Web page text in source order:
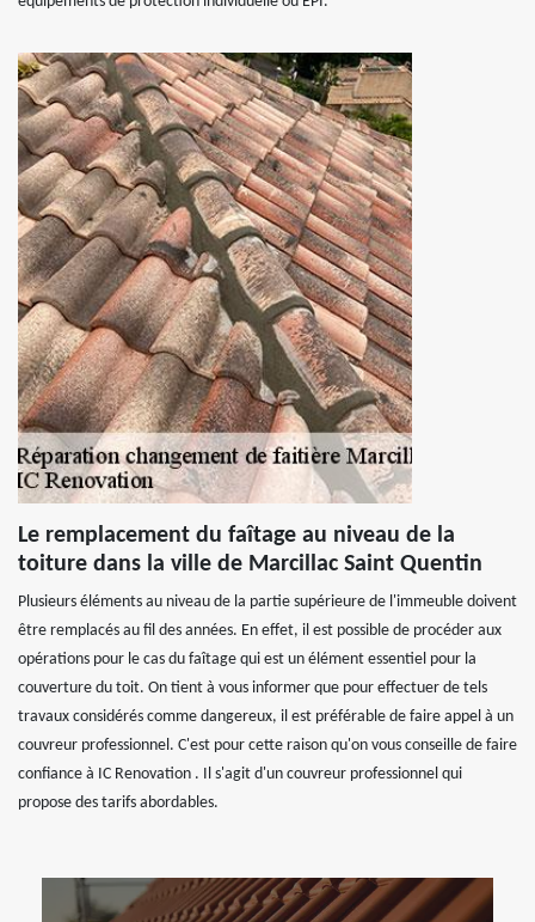
Le remplacement du faîtage au niveau de la
toiture dans la ville de Marcillac Saint Quentin
Plusieurs éléments au niveau de la partie supérieure de l'immeuble doivent
être remplacés au fil des années. En effet, il est possible de procéder aux
opérations pour le cas du faîtage qui est un élément essentiel pour la
couverture du toit. On tient à vous informer que pour effectuer de tels
travaux considérés comme dangereux, il est préférable de faire appel à un
couvreur professionnel. C'est pour cette raison qu'on vous conseille de faire
confiance à IC Renovation . Il s'agit d'un couvreur professionnel qui
propose des tarifs abordables.